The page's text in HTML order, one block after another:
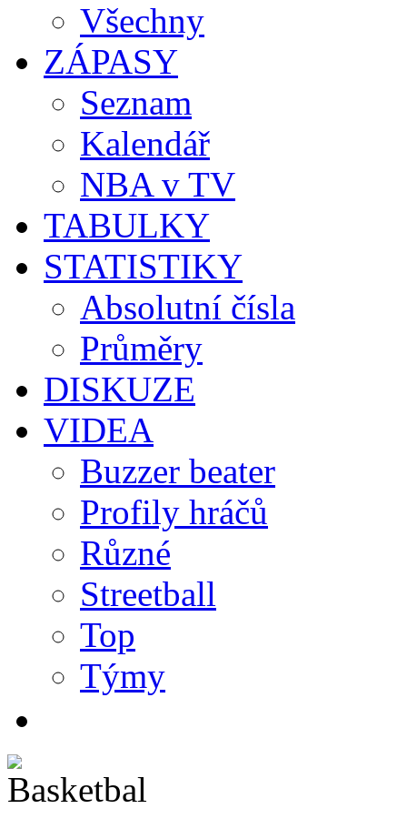
Všechny
ZÁPASY
Seznam
Kalendář
NBA v TV
TABULKY
STATISTIKY
Absolutní čísla
Průměry
DISKUZE
VIDEA
Buzzer beater
Profily hráčů
Různé
Streetball
Top
Týmy